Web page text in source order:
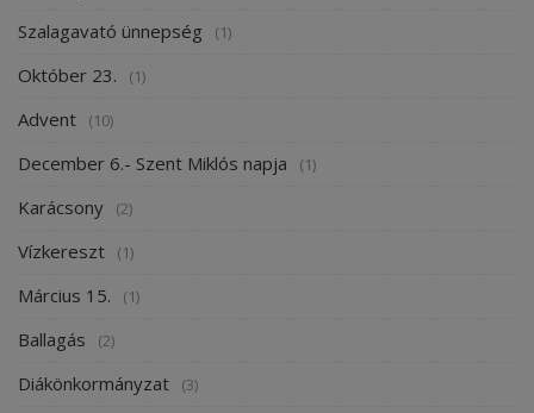
Szalagavató ünnepség (1)
Október 23. (1)
Advent (10)
December 6.- Szent Miklós napja (1)
Karácsony (2)
Vízkereszt (1)
Március 15. (1)
Ballagás (2)
Diákönkormányzat (3)